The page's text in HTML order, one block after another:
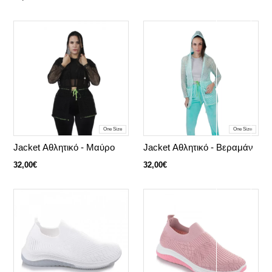
One Size
Jacket Αθλητικό - Μαύρο
32,00€
One Size
Jacket Αθλητικό - Βεραμάν
32,00€